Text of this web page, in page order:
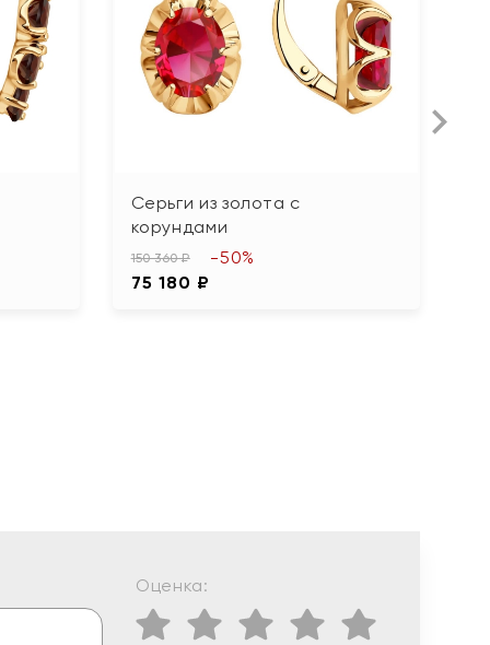
Серьги из золота с
корундами
150 360 ₽
75 180 ₽
-50%
Оценка: